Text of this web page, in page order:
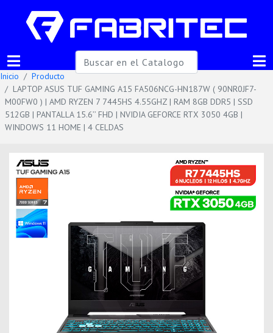
Inicio
Producto
LAPTOP ASUS TUF GAMING A15 FA506NCG-HN187W ( 90NR0JF7-
M00FW0 ) | AMD RYZEN 7 7445HS 4.55GHZ | RAM 8GB DDR5 | SSD
512GB | PANTALLA 15.6’’ FHD | NVIDIA GEFORCE RTX 3050 4GB |
WINDOWS 11 HOME | 4 CELDAS